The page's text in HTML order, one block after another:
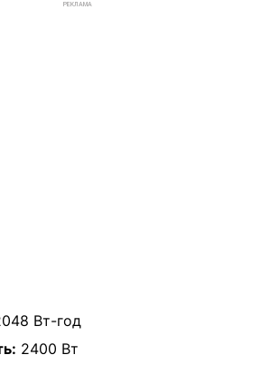
РЕКЛАМА
Вт-год
2400 Вт